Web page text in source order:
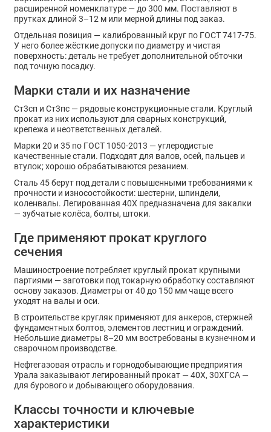
расширенной номенклатуре — до 300 мм. Поставляют в
прутках длиной 3–12 м или мерной длины под заказ.
Отдельная позиция — калиброванный круг по ГОСТ 7417-75.
У него более жёсткие допуски по диаметру и чистая
поверхность: деталь не требует дополнительной обточки
под точную посадку.
Марки стали и их назначение
Ст3сп и Ст3пс — рядовые конструкционные стали. Круглый
прокат из них используют для сварных конструкций,
крепежа и неответственных деталей.
Марки 20 и 35 по ГОСТ 1050-2013 — углеродистые
качественные стали. Подходят для валов, осей, пальцев и
втулок; хорошо обрабатываются резанием.
Сталь 45 берут под детали с повышенными требованиями к
прочности и износостойкости: шестерни, шпиндели,
коленвалы. Легированная 40Х предназначена для закалки
— зубчатые колёса, болты, штоки.
Где применяют прокат круглого
сечения
Машиностроение потребляет круглый прокат крупными
партиями — заготовки под токарную обработку составляют
основу заказов. Диаметры от 40 до 150 мм чаще всего
уходят на валы и оси.
В строительстве кругляк применяют для анкеров, стержней
фундаментных болтов, элементов лестниц и ограждений.
Небольшие диаметры 8–20 мм востребованы в кузнечном и
сварочном производстве.
Нефтегазовая отрасль и горнодобывающие предприятия
Урала заказывают легированный прокат — 40Х, 30ХГСА —
для бурового и добывающего оборудования.
Классы точности и ключевые
характеристики